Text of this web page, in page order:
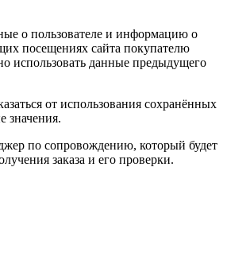
о пользователе и информацию о
посещениях сайта покупателю
использовать данные предыдущего
от использования сохранённых
значения.
по сопровождению, который будет
заказа и его проверки.